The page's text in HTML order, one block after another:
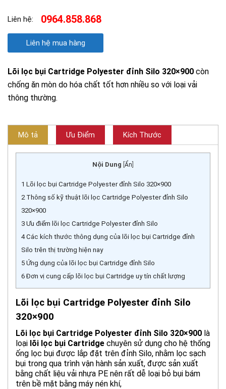
Liên hệ: 0964.858.868
Liên hệ mua hàng
Lõi lọc bụi Cartridge Polyester đỉnh Silo 320×900 còn
chống ăn mòn do hóa chất tốt hơn nhiều so với loại vải
thông thường.
Mô tả Ưu Điểm Kích Thước
Nội Dung Ẩn
1 Lõi lọc bụi Cartridge Polyester đỉnh Silo 320×900
2 Thông số kỹ thuật lõi lọc Cartridge Polyester đỉnh Silo
320×900
3 Ưu điểm lõi lọc Cartridge Polyester đỉnh Silo
4Các kích thước thông dụng của lõi lọc bụi Cartridge đỉnh
Silo trên thị trường hiện nay
5 Ứng dụng của lõi lọc bụi Cartridge đỉnh Silo
6Đơn vị cung cấp lõi lọc bụi Cartridge uy tín chất lượng
Lõi lọc bụi Cartridge Polyester đỉnh Silo
320×900
Lõi lọc bụi Cartridge Polyester đỉnh Silo 320×900 là
loại lõi lọc bụi Cartridge chuyên sử dụng cho hệ thống
ống lọc bụi được lắp đặt trên đỉnh Silo, nhằm lọc sạch
bụi trong qua trình vận hành sản xuất, được sản xuất
bằng chất liệu vải nhựa PE nên rất dễ loại bỏ bụi bám
trên bề mặt bằng máy nén khí,